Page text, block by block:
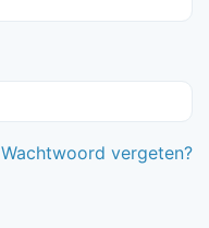
Wachtwoord vergeten?